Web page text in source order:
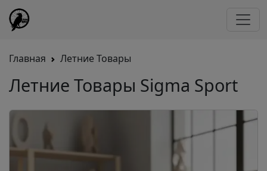
Главная Летние Товары
Летние Товары Sigma Sport